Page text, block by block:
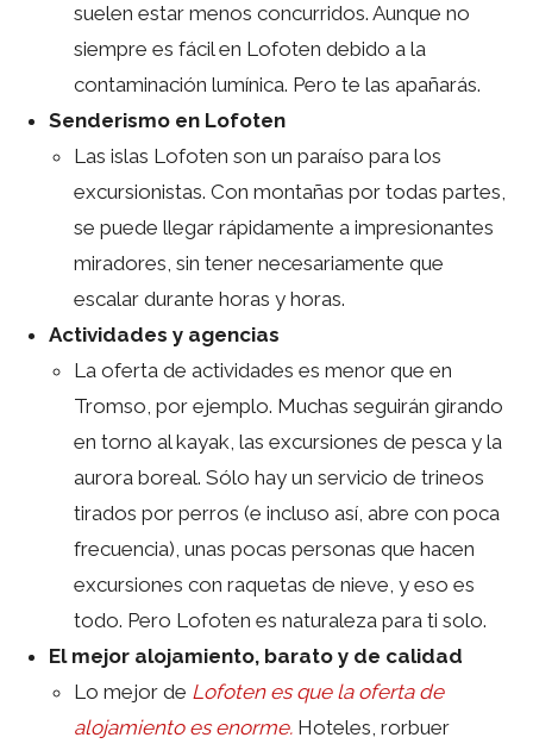
suelen estar menos concurridos. Aunque no
siempre es fácil en Lofoten debido a la
contaminación lumínica. Pero te las apañarás.
Senderismo en Lofoten
Las islas Lofoten son un paraíso para los
excursionistas. Con montañas por todas partes,
se puede llegar rápidamente a impresionantes
miradores, sin tener necesariamente que
escalar durante horas y horas.
Actividades y agencias
La oferta de actividades es menor que en
Tromso, por ejemplo. Muchas seguirán girando
en torno al kayak, las excursiones de pesca y la
aurora boreal. Sólo hay un servicio de trineos
tirados por perros (e incluso así, abre con poca
frecuencia), unas pocas personas que hacen
excursiones con raquetas de nieve, y eso es
todo. Pero Lofoten es naturaleza para ti solo.
El mejor alojamiento, barato y de calidad
Lo mejor de Lofoten es que la oferta de
alojamiento es enorme. Hoteles, rorbuer